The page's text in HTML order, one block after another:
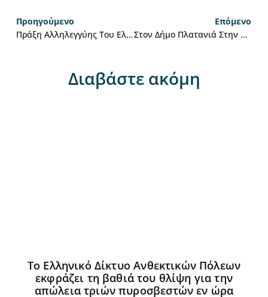
Προηγούμενο
Πράξη Αλληλεγγύης Του Ελληνικού Δικτύου Ανθεκτικών Πόλεων Και Του ΣΠΑΥ Προς Τον Δήμο Μετεώρων
Επόμενο
Στον Δήμο Πλατανιά Στην Κρήτη Το 3ο Διοικητικό Συμβούλιο Του Ελληνικού Δικτύου Ανθεκτικών Πόλεων
Διαβάστε ακόμη
Το Ελληνικό Δίκτυο Ανθεκτικών Πόλεων
εκφράζει τη βαθιά του θλίψη για την
απώλεια τριών πυροσβεστών εν ώρα